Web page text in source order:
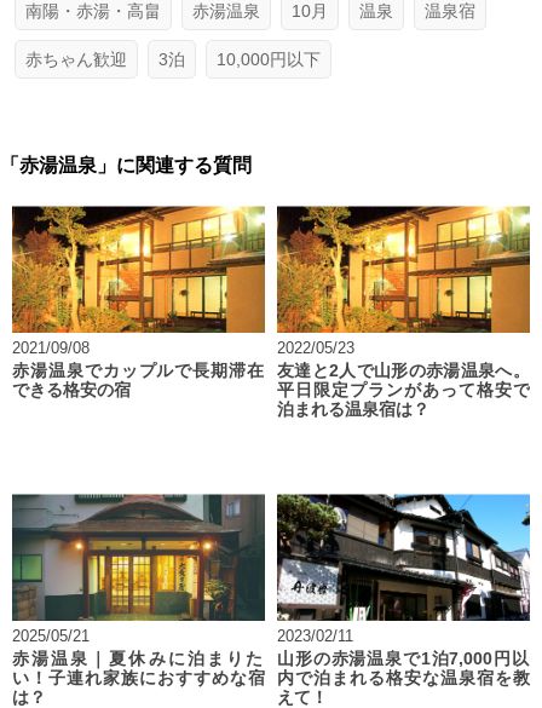
南陽・赤湯・高畠 赤湯温泉 10月 温泉 温泉宿
赤ちゃん歓迎 3泊 10,000円以下
「赤湯温泉」に関連する質問
2021/09/08
赤湯温泉でカップルで長期滞在
できる格安の宿
2022/05/23
友達と2人で山形の赤湯温泉へ。
平日限定プランがあって格安で
泊まれる温泉宿は？
2025/05/21
赤湯温泉｜夏休みに泊まりた
い！子連れ家族におすすめな宿
は？
2023/02/11
山形の赤湯温泉で1泊7,000円以
内で泊まれる格安な温泉宿を教
えて！